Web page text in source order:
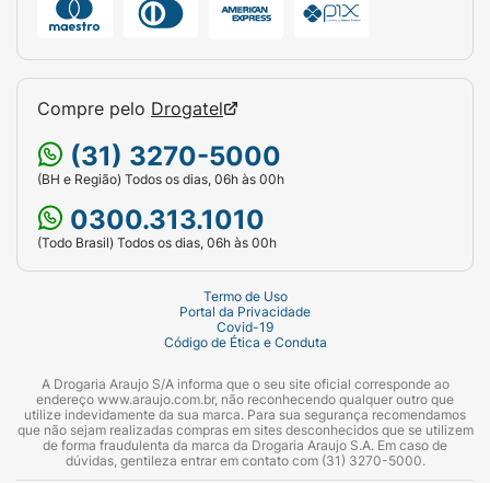
Compre pelo Drogatel
(31) 3270-5000
(BH e Região) Todos os dias, 06h às 00h
0300.313.1010
(Todo Brasil) Todos os dias, 06h às 00h
Termo de Uso
Portal da Privacidade
Covid-19
Código de Ética e Conduta
A Drogaria Araujo S/A informa que o seu site oficial corresponde ao
endereço www.araujo.com.br, não reconhecendo qualquer outro que
utilize indevidamente da sua marca. Para sua segurança recomendamos
que não sejam realizadas compras em sites desconhecidos que se utilizem
de forma fraudulenta da marca da Drogaria Araujo S.A. Em caso de
dúvidas, gentileza entrar em contato com (31) 3270-5000.